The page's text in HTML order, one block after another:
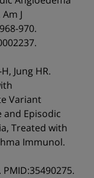
J
970.
Jung HR.
Variant
Episodic
Treated with
Immunol.